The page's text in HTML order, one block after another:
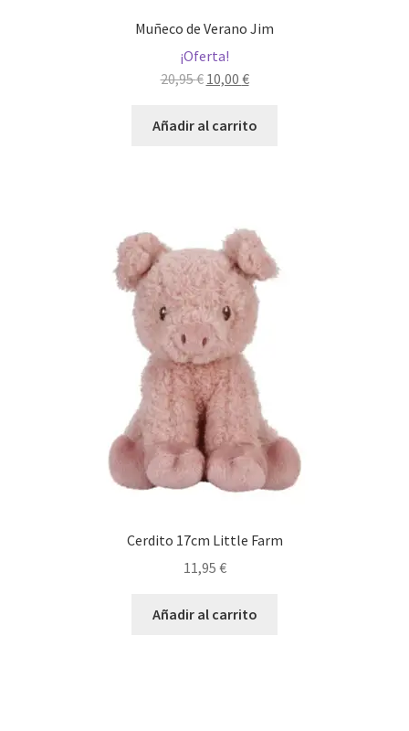
Muñeco de Verano Jim
¡Oferta!
20,95€ El
original
10,00 €El
actual
Añadir al carrito
Cerdito 17cm Little Farm
11,95 €
Añadir al carrito